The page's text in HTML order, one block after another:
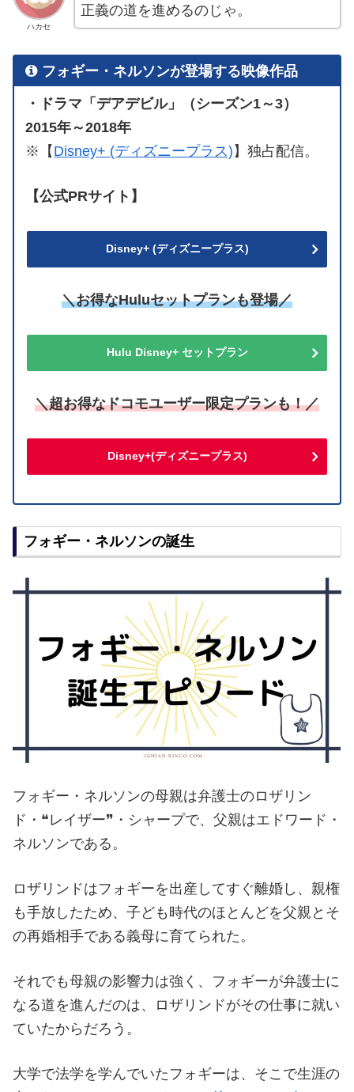
ハカセ
正義の道を進めるのじゃ。
フォギー・ネルソンが登場する映像作品
・ドラマ「デアデビル」（シーズン1～3）
2015年～2018年
※【 Disney+ (ディズニープラス) 】独占配信。
【公式PRサイト】
Disney+ (ディズニープラス)
＼お得なHuluセットプランも登場／
Hulu Disney+ セットプラン
＼超お得なドコモユーザー限定プランも！／
Disney+(ディズニープラス)
フォギー・ネルソンの誕生
フォギー・ネルソンの母親は弁護士のロザリン
ド・❝レイザー❞・シャープで、父親はエドワード・
ネルソンである。
ロザリンドはフォギーを出産してすぐ離婚し、親権
も手放したため、子ども時代のほとんどを父親とそ
の再婚相手である義母に育てられた。
それでも母親の影響力は強く、フォギーが弁護士に
なる道を進んだのは、ロザリンドがその仕事に就い
ていたからだろう。
大学で法学を学んでいたフォギーは、そこで生涯の